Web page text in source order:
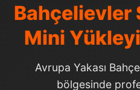
Bahçelievler
Mini
Avrupa Yakası
bölgesinde